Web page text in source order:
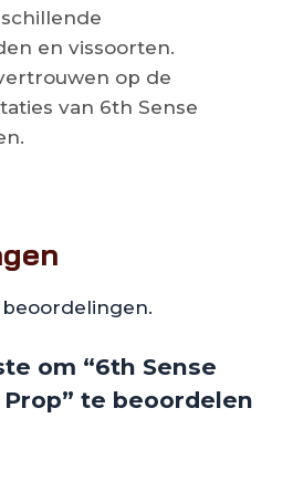
en vissoorten.
op de
van 6th Sense
om “6th Sense
te beoordelen